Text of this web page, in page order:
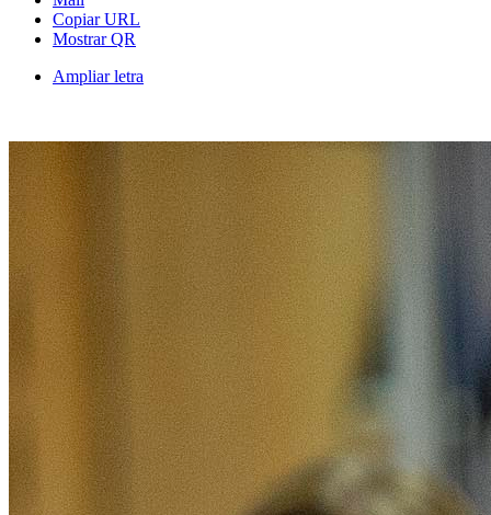
Copiar URL
Mostrar QR
Ampliar letra